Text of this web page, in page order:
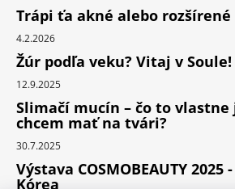
Trápi ťa akné alebo rozšírené
4.2.2026
Žúr podľa veku? Vitaj v Soule!
12.9.2025
Slimačí mucín – čo to vlastne
chcem mať na tvári?
30.7.2025
Výstava COSMOBEAUTY 2025
Kórea